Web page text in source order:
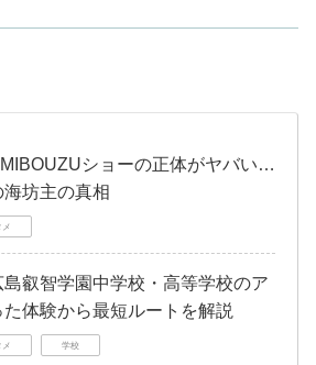
ショーの正体がヤバい…
坊主の真相
島叡智学園中学校・高等学校のア
体験から最短ルートを解説
学校